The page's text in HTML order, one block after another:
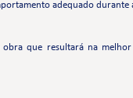
adequado durante
que resultará na